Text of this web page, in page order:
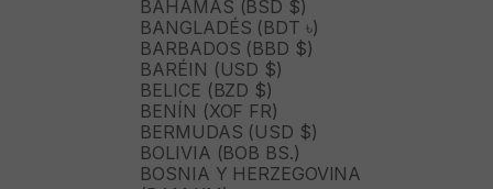
BAHAMAS (BSD $)
BANGLADÉS (BDT ৳)
BARBADOS (BBD $)
BARÉIN (USD $)
BELICE (BZD $)
BENÍN (XOF FR)
BERMUDAS (USD $)
BOLIVIA (BOB BS.)
BOSNIA Y HERZEGOVINA